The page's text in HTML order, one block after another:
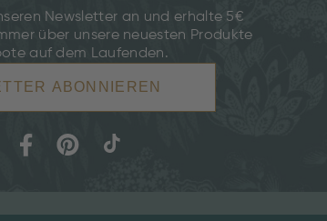
Newsletter an und erhalte 5€
über unsere neuesten Produkte
auf dem Laufenden.
ABONNIEREN